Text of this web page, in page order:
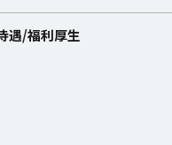
遇/福利厚生